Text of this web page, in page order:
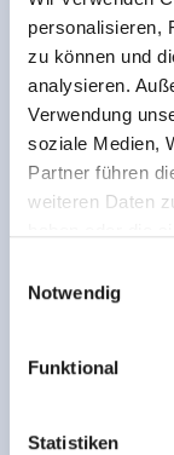
personalisieren,
zu können und
analysieren.
Verwendung
soziale Medien,
Partner führen
weiteren Daten
Rohr 23// A-6280
Notwendig
Funktional
Statistiken
Kontaktinfo
Gerlosberg 23
6280
(0043) 5282